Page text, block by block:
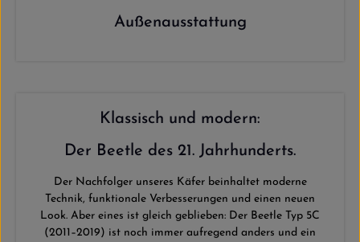
Außenausstattung
Klassisch und modern:
Der Beetle des 21. Jahrhunderts.
Der Nachfolger unseres Käfer beinhaltet moderne
Technik, funktionale Verbesserungen und einen neuen
Look. Aber eines ist gleich geblieben: Der Beetle Typ 5C
(2011–2019) ist noch immer aufregend anders und ein